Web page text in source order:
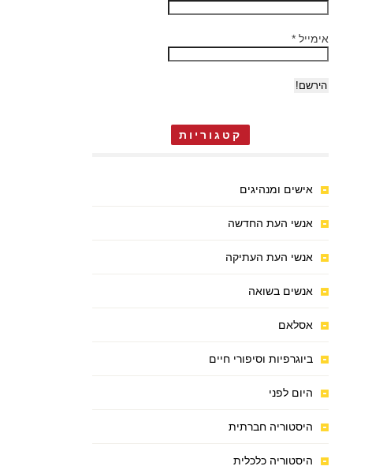
אימייל *
קטגוריות
אישים ומנהיגים
אנשי העת החדשה
אנשי העת העתיקה
אנשים בשואה
אסלאם
ביוגרפיות וסיפורי חיים
היום לפני
היסטוריה חברתית
היסטוריה כלכלית